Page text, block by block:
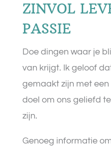
ZINVOL
PASSIE
Doe dingen waar je
van krijgt. Ik geloof
gemaakt zijn met
doel om ons geliefd
zijn.
Genoeg informatie